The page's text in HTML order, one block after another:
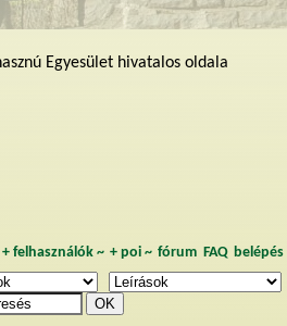
Egyesület hivatalos oldala
+ felhasználók~ + poi~ fórum FAQ belépés